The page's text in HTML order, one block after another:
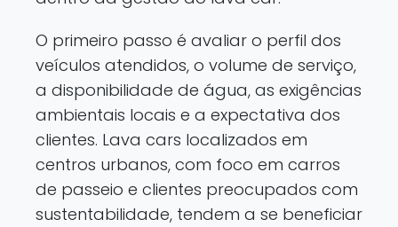
O primeiro passo é avaliar o perfil dos
veículos atendidos, o volume de serviço,
a disponibilidade de água, as exigências
ambientais locais e a expectativa dos
clientes. Lava cars localizados em
centros urbanos, com foco em carros
de passeio e clientes preocupados com
sustentabilidade, tendem a se beneficiar